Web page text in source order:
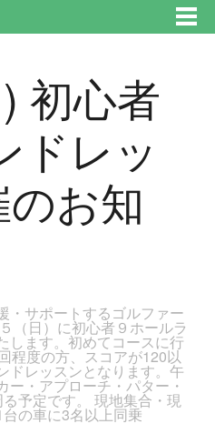
初心者
ドレッ
お知
・サポートするゴルファー
（日）に初心者９ホールラ
します。初めてコースに行
程度の方、スコアが120以
ドレッスンとなります。午
・アプローチ・パター・
予定です。 現地集合・現
の車に3名以上同乗